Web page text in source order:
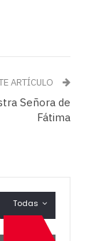
ARTÍCULO
Señora de
Fátima
Todas